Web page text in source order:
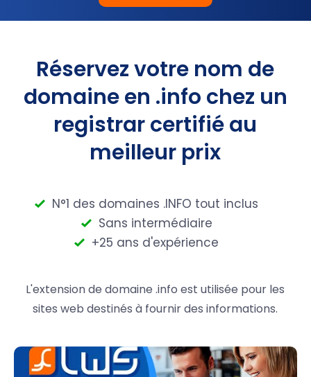
Réservez votre nom de
domaine en .info chez un
registrar certifié au
meilleur prix
N°1 des domaines .INFO tout inclus
Sans intermédiaire
+25 ans d'expérience
L'extension de domaine .info est utilisée pour les
sites web destinés à fournir des informations.